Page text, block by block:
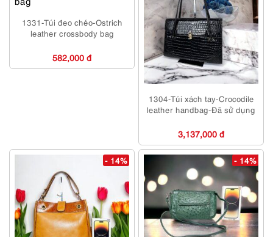
1331-Túi đeo chéo-Ostrich
leather crossbody bag
582,000 đ
1304-Túi xách tay-Crocodile
leather handbag-Đã sử dụng
3,137,000 đ
- 14% - 14%